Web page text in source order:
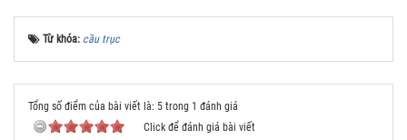
Từ khóa: cầu trục
Tổng số điểm của bài viết là: 5 trong 1 đánh giá
Click để đánh giá bài viết